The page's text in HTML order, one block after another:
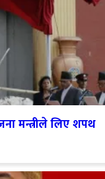
मन्त्रीले लिए शपथ